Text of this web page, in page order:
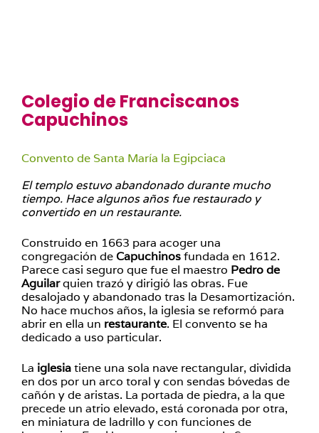
Colegio de Franciscanos
Capuchinos
Convento de Santa María la Egipciaca
El templo estuvo abandonado durante mucho
tiempo. Hace algunos años fue restaurado y
convertido en un restaurante.
Construido en 1663 para acoger una
congregación de Capuchinosfundada en 1612.
Parece casi seguro que fue el maestro Pedro de
Aguilarquien trazó y dirigió las obras. Fue
desalojado y abandonado tras la Desamortización.
No hace muchos años, la iglesia se reformó para
abrir en ella un restaurante. El convento se ha
dedicado a uso particular.
La iglesiatiene una sola nave rectangular, dividida
en dos por un arco toral y con sendas bóvedas de
cañón y de aristas. La portada de piedra, a la que
precede un atrio elevado, está coronada por otra,
en miniatura de ladrillo y con funciones de